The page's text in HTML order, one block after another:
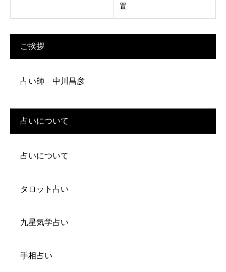
置
ご挨拶
占い師 中川昌彦
占いについて
占いについて
タロット占い
九星気学占い
手相占い